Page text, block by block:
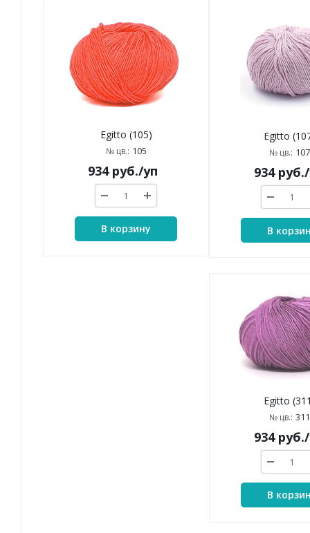
Egitto (105)
№ цв.: 105
934руб./уп
В корзину
Egitto
№ цв.:
934руб.
В
Egitto
№ цв.:
934руб.
В